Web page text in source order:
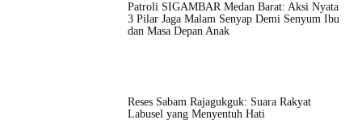
Patroli SIGAMBAR Medan Barat: Aksi Nyata
3 Pilar Jaga Malam Senyap Demi Senyum Ibu
dan Masa Depan Anak
Reses Sabam Rajagukguk: Suara Rakyat
Labusel yang Menyentuh Hati